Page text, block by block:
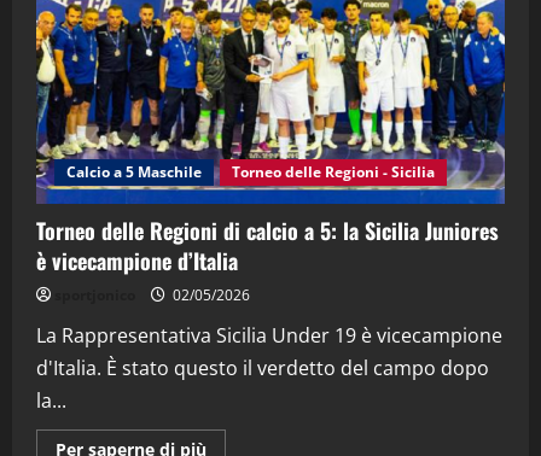
4 15/04/2026
5
"SportEmpire" in Podcast
“SportEmpire” in Podcast: 26^ Puntata
(Martedi 07 Aprile 2026)
08/04/2026
Calcio a 5 Maschile Torneo delle Regioni - Sicilia
Torneo delle Regioni di calcio a 5: la Sicilia Juniores
è vicecampione d’Italia
02/05/2026
La Rappresentativa Sicilia Under 19 è vicecampione
d'Italia. È stato questo il verdetto del campo dopo
la...
Per saperne di più